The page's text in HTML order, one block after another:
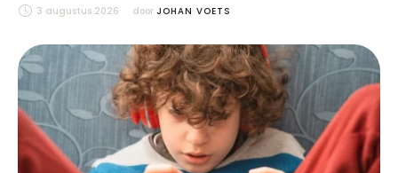
3 augustus 2026 door JOHAN VOETS